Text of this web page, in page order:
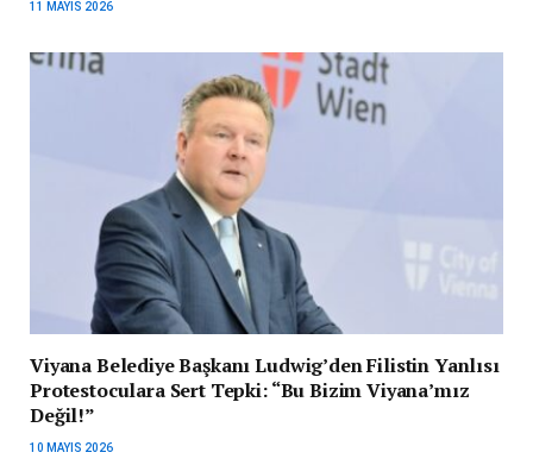
11 MAYIS 2026
Viyana Belediye Başkanı Ludwig’den Filistin Yanlısı
Protestoculara Sert Tepki: “Bu Bizim Viyana’mız
Değil!”
10 MAYIS 2026